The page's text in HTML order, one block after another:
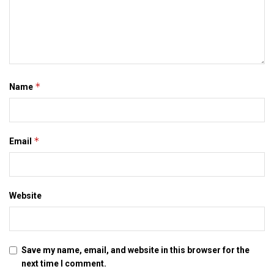
Name *
Email *
Website
Save my name, email, and website in this browser for the
next time I comment.